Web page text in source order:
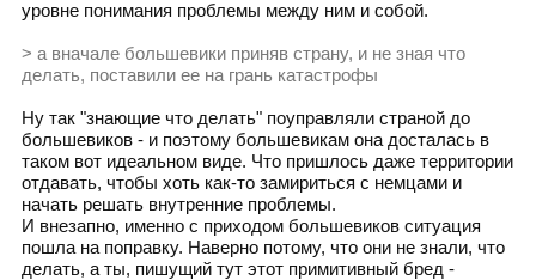
уровне понимания проблемы между ним и собой.
> а вначале большевики приняв страну, и не зная что
делать, поставили ее на грань катастрофы
Ну так "знающие что делать" поуправляли страной до
большевиков - и поэтому большевикам она досталась в
таком вот идеальном виде. Что пришлось даже территории
отдавать, чтобы хоть как-то замириться с немцами и
начать решать внутренние проблемы.
И внезапно, именно с приходом большевиков ситуация
пошла на поправку. Наверно потому, что они не знали, что
делать, а ты, пишущий тут этот примитивный бред -